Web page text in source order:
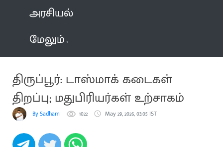
அரசியல்
மேலும்
திருப்பூர்: டாஸ்மாக் கடைகள்
திறப்பு; மதுபிரியர்கள் உற்சாகம்
By Sadham 1022 May 29, 2026, 03:05 IST